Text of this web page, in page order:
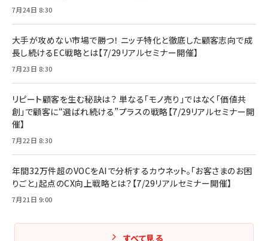
7月24日 8:30
大手が攻めない市場で勝つ！ ニッチ特化と徹底した顧客志向で成
長し続けるEC戦略とは【7/29リアルセミナー開催】
7月23日 8:30
リピート顧客を生む秘訣は？ 単なる「モノ売り」ではなく「価値共
創」で顧客に“選ばれ続ける”プラスの戦略【7/29リアルセミナー開
催】
7月22日 8:30
年間32万件超のVOCをAIで分析するカウネット。「お客さまのお困
りごと」起点のCX向上戦略とは？【7/29リアルセミナー開催】
7月21日 9:00
すべて見る